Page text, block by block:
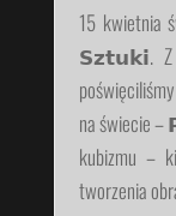
15
𝗦𝘇𝘁𝘂𝗸𝗶. Z
na świecie
kubizmu –
tworzenia